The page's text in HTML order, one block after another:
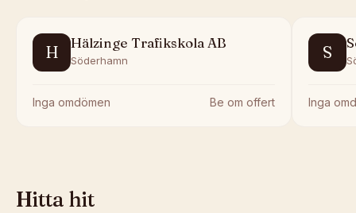
H Hälzinge Trafikskola AB
Söderhamn
Inga omdömen Be om offert
S
Inga
Hitta hit